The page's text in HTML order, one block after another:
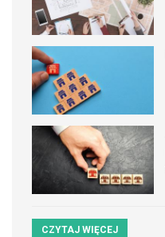
CZYTAJ WIĘCEJ